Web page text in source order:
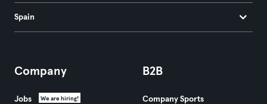
Spain
Company
Jobs We are hiring!
B2B
Company Sports